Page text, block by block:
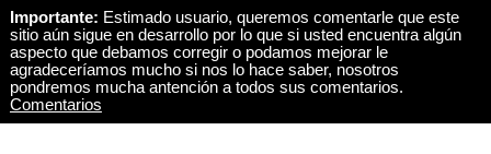
Importante: Estimado usuario, queremos comentarle que este
sitio aún sigue en desarrollo por lo que si usted encuentra algún
aspecto que debamos corregir o podamos mejorar le
agradeceríamos mucho si nos lo hace saber, nosotros
pondremos mucha antención a todos sus comentarios.
Comentarios